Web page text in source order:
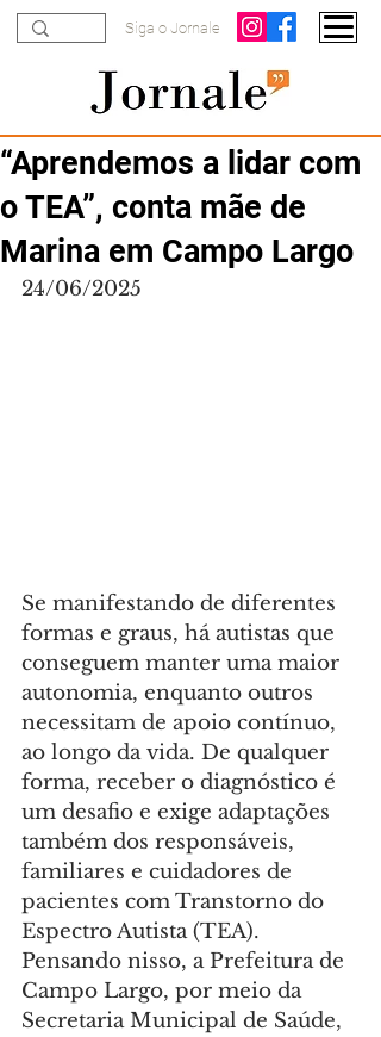
Siga o Jornale
“Aprendemos a lidar com
o TEA”, conta mãe de
Marina em Campo Largo
24/06/2025
Se manifestando de diferentes
formas e graus, há autistas que
conseguem manter uma maior
autonomia, enquanto outros
necessitam de apoio contínuo,
ao longo da vida. De qualquer
forma, receber o diagnóstico é
um desafio e exige adaptações
também dos responsáveis,
familiares e cuidadores de
pacientes com Transtorno do
Espectro Autista (TEA).
Pensando nisso, a Prefeitura de
Campo Largo, por meio da
Secretaria Municipal de Saúde,